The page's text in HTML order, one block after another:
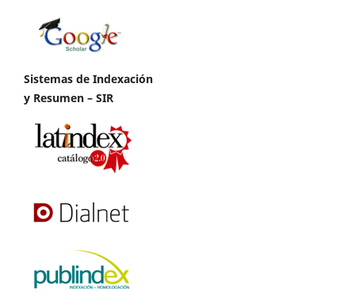
Sistemas de Indexación
y Resumen – SIR